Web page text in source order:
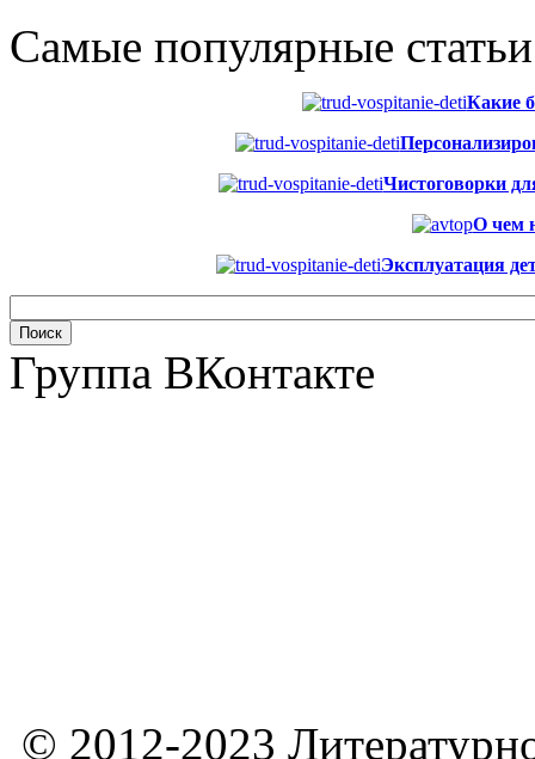
Самые популярные
Какие
Чистоговорки
О чем
Эксплуатация
Группа ВКонтакте
© 2012-2023